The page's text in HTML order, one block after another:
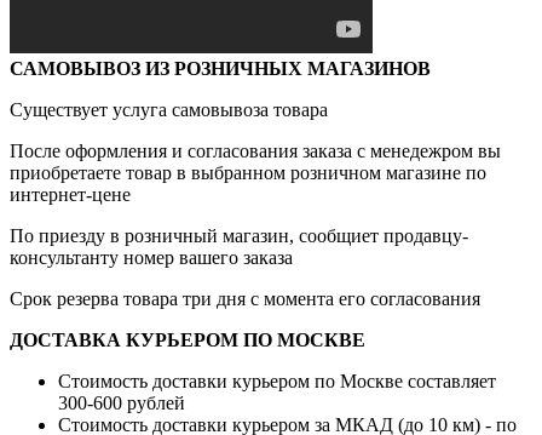
САМОВЫВОЗ ИЗ РОЗНИЧНЫХ МАГАЗИНОВ
Существует услуга самовывоза товара
После оформления и согласования заказа с менедежром вы
приобретаете товар в выбранном розничном магазине по
интернет-цене
По приезду в розничный магазин, сообщиет продавцу-
консультанту номер вашего заказа
Срок резерва товара три дня с момента его согласования
ДОСТАВКА КУРЬЕРОМ ПО МОСКВЕ
Стоимость доставки курьером по Москве составляет
300-600 рублей
Стоимость доставки курьером за МКАД (до 10 км) - по